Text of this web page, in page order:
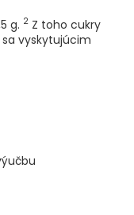
g. 2 Z toho cukry
vyskytujúcim